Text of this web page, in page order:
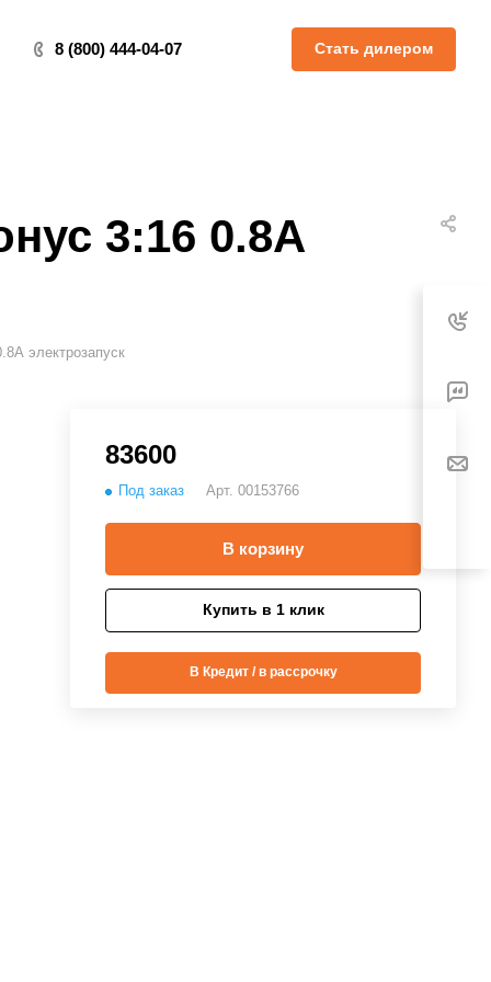
8 (800) 444-04-07 Стать дилером
3:16 0.8А
электрозапуск
83600
Под заказ Арт. 00153766
В корзину
Купить в 1 клик
В Кредит / в рассрочку